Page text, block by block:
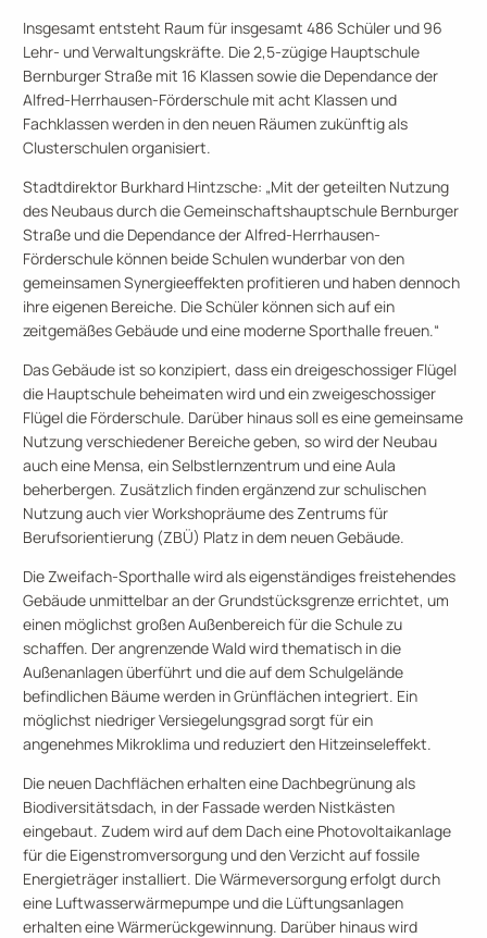
Insgesamt entsteht Raum für insgesamt 486 Schüler und 96
Lehr- und Verwaltungskräfte. Die 2,5-zügige Hauptschule
Bernburger Straße mit 16 Klassen sowie die Dependance der
Alfred-Herrhausen-Förderschule mit acht Klassen und
Fachklassen werden in den neuen Räumen zukünftig als
Clusterschulen organisiert.
Stadtdirektor Burkhard Hintzsche: „Mit der geteilten Nutzung
des Neubaus durch die Gemeinschaftshauptschule Bernburger
Straße und die Dependance der Alfred-Herrhausen-
Förderschule können beide Schulen wunderbar von den
gemeinsamen Synergieeffekten profitieren und haben dennoch
ihre eigenen Bereiche. Die Schüler können sich auf ein
zeitgemäßes Gebäude und eine moderne Sporthalle freuen.“
Das Gebäude ist so konzipiert, dass ein dreigeschossiger Flügel
die Hauptschule beheimaten wird und ein zweigeschossiger
Flügel die Förderschule. Darüber hinaus soll es eine gemeinsame
Nutzung verschiedener Bereiche geben, so wird der Neubau
auch eine Mensa, ein Selbstlernzentrum und eine Aula
beherbergen. Zusätzlich finden ergänzend zur schulischen
Nutzung auch vier Workshopräume des Zentrums für
Berufsorientierung (ZBÜ) Platz in dem neuen Gebäude.
Die Zweifach-Sporthalle wird als eigenständiges freistehendes
Gebäude unmittelbar an der Grundstücksgrenze errichtet, um
einen möglichst großen Außenbereich für die Schule zu
schaffen. Der angrenzende Wald wird thematisch in die
Außenanlagen überführt und die auf dem Schulgelände
befindlichen Bäume werden in Grünflächen integriert. Ein
möglichst niedriger Versiegelungsgrad sorgt für ein
angenehmes Mikroklima und reduziert den Hitzeinseleffekt.
Die neuen Dachflächen erhalten eine Dachbegrünung als
Biodiversitätsdach, in der Fassade werden Nistkästen
eingebaut. Zudem wird auf dem Dach eine Photovoltaikanlage
für die Eigenstromversorgung und den Verzicht auf fossile
Energieträger installiert. Die Wärmeversorgung erfolgt durch
eine Luftwasserwärmepumpe und die Lüftungsanlagen
erhalten eine Wärmerückgewinnung. Darüber hinaus wird